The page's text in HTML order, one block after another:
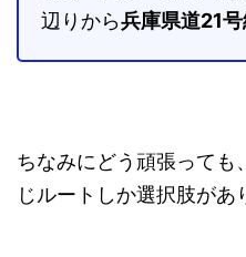
辺りから兵庫県道21号
ちなみにどう頑張っても、
じルートしか選択肢が